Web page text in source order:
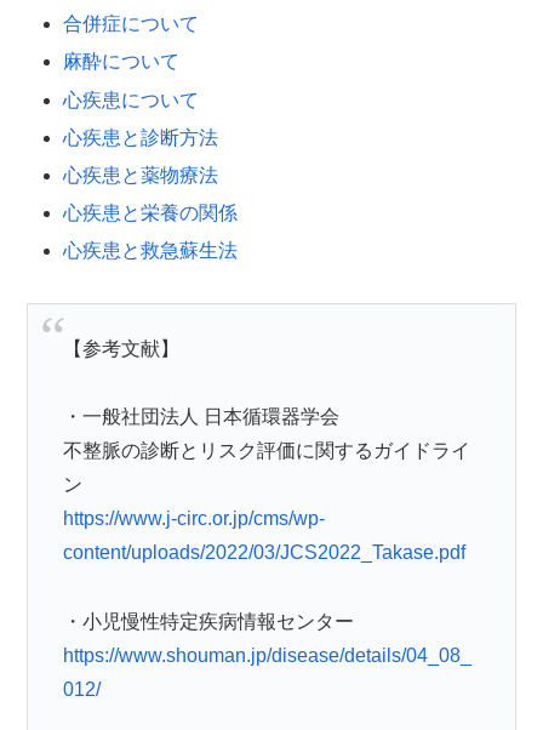
合併症について
麻酔について
心疾患について
心疾患と診断方法
心疾患と薬物療法
心疾患と栄養の関係
心疾患と救急蘇生法
【参考文献】
・一般社団法人 日本循環器学会
不整脈の診断とリスク評価に関するガイドライ
ン
https://www.j-circ.or.jp/cms/wp-
content/uploads/2022/03/JCS2022_Takase.pdf
・小児慢性特定疾病情報センター
https://www.shouman.jp/disease/details/04_08_
012/